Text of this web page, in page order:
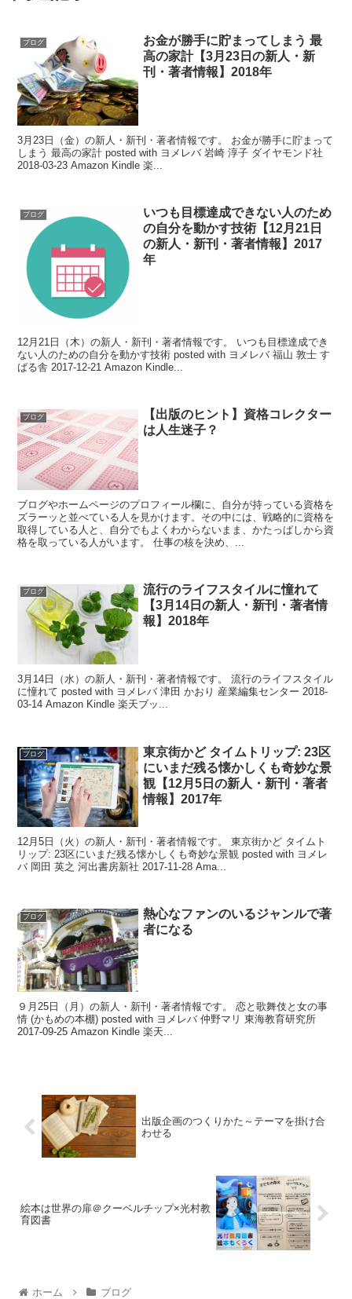
ブログ
お金が勝手に貯まってしまう 最
高の家計【3月23日の新人・新
刊・著者情報】2018年
3月23日（金）の新人・新刊・著者情報です。 お金が勝手に貯まって
しまう 最高の家計 posted with ヨメレバ 岩崎 淳子 ダイヤモンド社
2018-03-23 Amazon Kindle 楽...
ブログ
いつも目標達成できない人のため
の自分を動かす技術【12月21日
の新人・新刊・著者情報】2017
年
12月21日（木）の新人・新刊・著者情報です。 いつも目標達成でき
ない人のための自分を動かす技術 posted with ヨメレバ 福山 敦士 す
ばる舎 2017-12-21 Amazon Kindle...
ブログ
【出版のヒント】資格コレクター
は人生迷子？
ブログやホームページのプロフィール欄に、自分が持っている資格を
ズラーッと並べている人を見かけます。その中には、戦略的に資格を
取得している人と、自分でもよくわからないまま、かたっぱしから資
格を取っている人がいます。 仕事の核を決め、...
ブログ
流行のライフスタイルに憧れて
【3月14日の新人・新刊・著者情
報】2018年
3月14日（水）の新人・新刊・著者情報です。 流行のライフスタイル
に憧れて posted with ヨメレバ 津田 かおり 産業編集センター 2018-
03-14 Amazon Kindle 楽天ブッ...
ブログ
東京街かど タイムトリップ: 23区
にいまだ残る懐かしくも奇妙な景
観【12月5日の新人・新刊・著者
情報】2017年
12月5日（火）の新人・新刊・著者情報です。 東京街かど タイムト
リップ: 23区にいまだ残る懐かしくも奇妙な景観 posted with ヨメレ
バ 岡田 英之 河出書房新社 2017-11-28 Ama...
ブログ
熱心なファンのいるジャンルで著
者になる
９月25日（月）の新人・新刊・著者情報です。 恋と歌舞伎と女の事
情 (かもめの本棚) posted with ヨメレバ 仲野マリ 東海教育研究所
2017-09-25 Amazon Kindle 楽天...
出版企画のつくりかた～テーマを掛け合
わせる
絵本は世界の扉＠クーベルチップ×光村教
育図書
ホーム ブログ